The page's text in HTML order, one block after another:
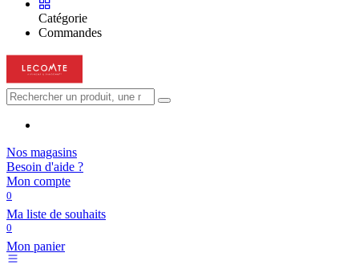
Catégorie
Commandes
Nos magasins
Besoin d'aide ?
Mon compte
0
Ma liste de souhaits
0
Mon panier